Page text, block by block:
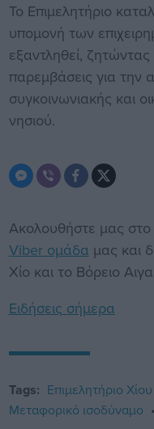
Το Επιμελητήριο
υπομονή των
εξαντληθεί,
παρεμβάσεις για την
συγκοινωνιακής και
νησιού.
Ακολουθήστε μας στο
Viber ομάδα μας και
Χίο και το Βόρειο
Ειδήσεις σήμερα
Tags: Επιμελητήριο Χίου
Μεταφορικό ισοδύναμο